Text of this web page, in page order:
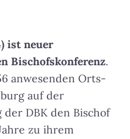
ist neuer
Bischofskonferenz.
anwesenden Orts-
auf der
DBK den Bischof
zu ihrem